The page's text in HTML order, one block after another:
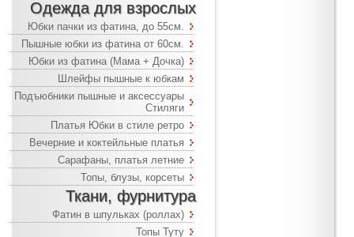
Одежда для взрослых
Юбки пачки из фатина, до 55см.
Пышные юбки из фатина от 60см.
Юбки из фатина (Мама + Дочка)
Шлейфы пышные к юбкам
Подъюбники пышные и аксессуары
Стиляги
Платья Юбки в стиле ретро
Вечерние и коктейльные платья
Сарафаны, платья летние
Топы, блузы, корсеты
Ткани, фурнитура
Фатин в шпульках (роллах)
Топы Туту